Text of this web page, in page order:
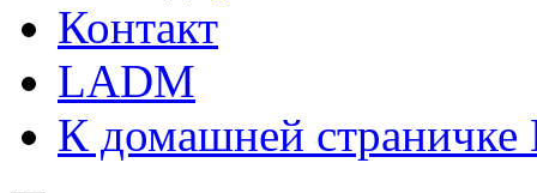
Контакт
LADM
К домашней страничке